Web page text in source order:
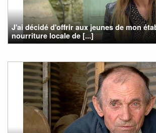
J'ai décidé d'offrir aux jeunes de mon
nourriture locale de [...]